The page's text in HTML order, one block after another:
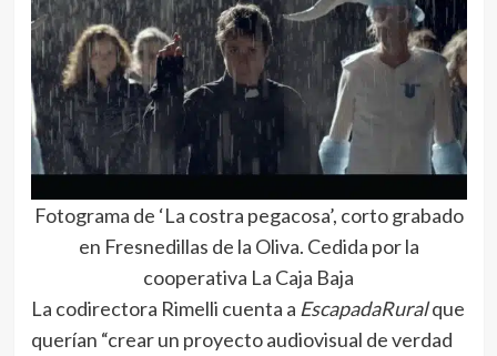
Fotograma de ‘La costra pegacosa’, corto grabado
en Fresnedillas de la Oliva. Cedida por la
cooperativa La Caja Baja
La codirectora Rimelli cuenta a EscapadaRuralque
querían “crear un proyecto audiovisual de verdad